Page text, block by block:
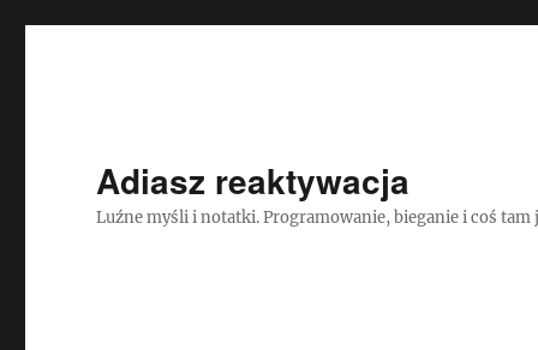
Adiasz reaktywacja
Luźne myśli i notatki. Programowanie, bieganie i coś tam